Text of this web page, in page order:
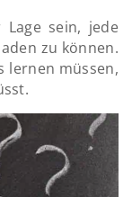
sein, jede
zu können.
lernen müssen,